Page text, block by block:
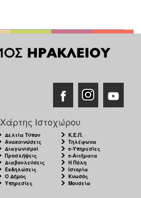
Χάρτης Ιστοχώρου
Δελτία Τύπου
Ανακοινώσεις
Διαγωνισμοί
Προσλήψεις
Διαβουλεύσεις
Εκδηλώσεις
Ο Δήμος
Υπηρεσίες
Κ.Ε.Π.
Τηλέφωνα
e-Υπηρεσίες
e-Αιτήματα
Η Πόλη
Ιστορία
Κνωσός
Μουσεία